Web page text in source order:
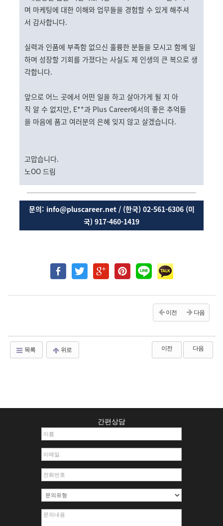
며 마케팅에 대한 이해와 업무들을 경험할 수 있게 해주셔
서 감사합니다.
실력과 인품에 부족함 없으신 훌륭한 분들을 모시고 함께 일
하며 성장할 기회를 가졌다는 사실도 제 인생의 큰 복으로 생
각합니다.
앞으로 어느 곳에서 어떤 일을 하고 살아가게 될 지 아
직 알 수 없지만, E**과 Plus Career에서의 좋은 추억들
을 마음에 품고 여러분의 은혜 잊지 않고 살겠습니다.
고맙습니다.
노OO 드림
문의: info@pluscareer.net / (한국) 02-561-6306 (미
국) 917-460-1419
이전 다음
목록 위로 이전 다음
간편상담